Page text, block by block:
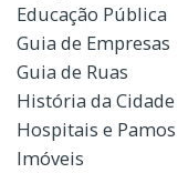
Educação Pública
Guia de Empresas
Guia de Ruas
História da Cidade
Hospitais e Pamos
Imóveis